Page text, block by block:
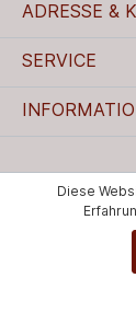
ADRESSE &
SERVICE
Diese